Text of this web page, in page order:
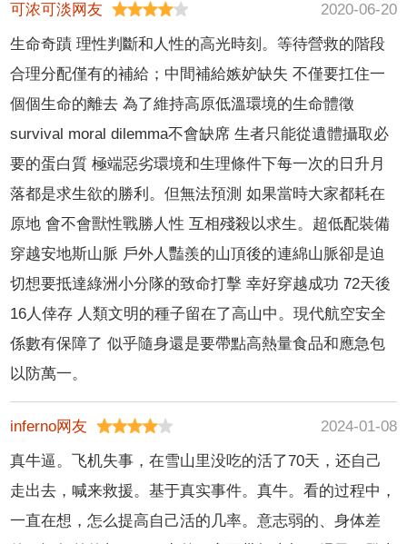
可浓可淡网友
2020-06-20
生命奇蹟 理性判斷和人性的高光時刻。等待營救的階段
合理分配僅有的補給；中間補給嫉妒缺失 不僅要扛住一
個個生命的離去 為了維持高原低溫環境的生命體徵
survival moral dilemma不會缺席 生者只能從遺體攝取必
要的蛋白質 極端惡劣環境和生理條件下每一次的日升月
落都是求生欲的勝利。但無法預測 如果當時大家都耗在
原地 會不會獸性戰勝人性 互相殘殺以求生。超低配裝備
穿越安地斯山脈 戶外人豔羨的山頂後的連綿山脈卻是迫
切想要抵達綠洲小分隊的致命打擊 幸好穿越成功 72天後
16人倖存 人類文明的種子留在了高山中。現代航空安全
係數有保障了 似乎隨身還是要帶點高熱量食品和應急包
以防萬一。
inferno网友
2024-01-08
真牛逼。飞机失事，在雪山里没吃的活了70天，还自己
走出去，喊来救援。基于真实事件。真牛。看的过程中，
一直在想，怎么提高自己活的几率。意志弱的、身体差